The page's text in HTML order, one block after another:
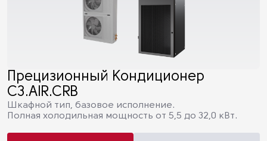
Прецизионный Кондиционер
C3.AIR.CRB
Шкафной тип, базовое исполнение.
Полная холодильная мощность от 5,5 до 32,0 кВт.